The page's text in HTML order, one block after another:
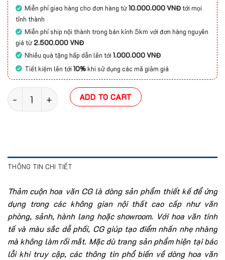
Miễn phí giao hàng cho đơn hàng từ10.000.000 VNĐtới mọi
tỉnh thành
Miễn phí ship nội thành trong bán kính 5km với đơn hàng nguyên
giá từ2.500.000 VNĐ
Nhiều quà tặng hấp dẫn lên tới1.000.000 VNĐ
Tiết kiệm lên tới10%khi sử dụng các mã giảm giá
Thảm cuộn hoa văn CG (Thái Lan 4M) quantity
ADD TO CART
THÔNG TIN CHI TIẾT
Thảm cuộn hoa văn CG là dòng sản phẩm thiết kế để ứng
dụng trong các không gian nội thất cao cấp như văn
phòng, sảnh, hành lang hoặc showroom. Với hoa văn tinh
tế và màu sắc dễ phối, CG giúp tạo điểm nhấn nhẹ nhàng
mà không làm rối mắt. Mặc dù trang sản phẩm hiện tại báo
lỗi khi truy cập, các thông tin phổ biến về dòng hoa văn